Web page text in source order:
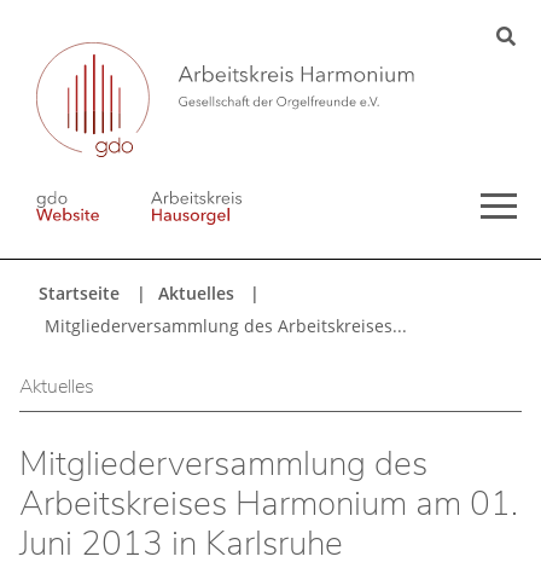
Startseite
Aktuelles
Mitgliederversammlung des Arbeitskreises...
Aktuelles
Mitgliederversammlung des
Arbeitskreises Harmonium am 01.
Juni 2013 in Karlsruhe